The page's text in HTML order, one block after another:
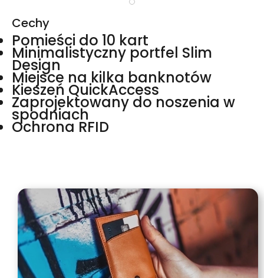
Cechy
Pomieści do 10 kart
Minimalistyczny portfel Slim
Design
Miejsce na kilka banknotów
Kieszeń QuickAccess
Zaprojektowany do noszenia w
spodniach
Ochrona RFID